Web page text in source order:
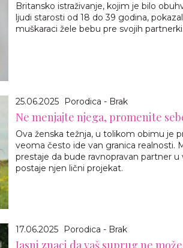
Britansko istraživanje, kojim je bilo
ljudi starosti od 18 do 39 godina,
muškaraci žele bebu pre svojih partnerki.
25.06.2025 Porodica - Brak
Ne menjajte njega, promenite
Ova ženska težnja, u tolikom obimu je
veoma često ide van granica realnosti.
prestaje da bude ravnopravan partner u
postaje njen lični projekat.
17.06.2025 Porodica - Brak
Jasni znaci da vaš suprug ne